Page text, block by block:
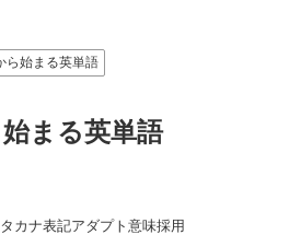
ら始まる英単語
まる英単語
カナ表記アダプト意味採用